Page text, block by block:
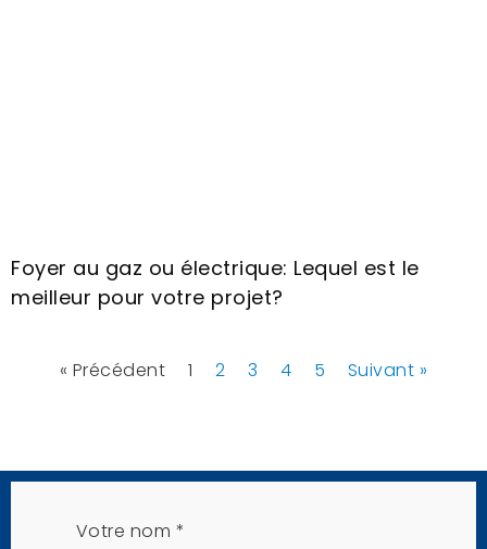
Foyer au gaz ou électrique: Lequel est le
meilleur pour votre projet?
« Précédent 1 2 3 4 5 Suivant »
Votre nom *